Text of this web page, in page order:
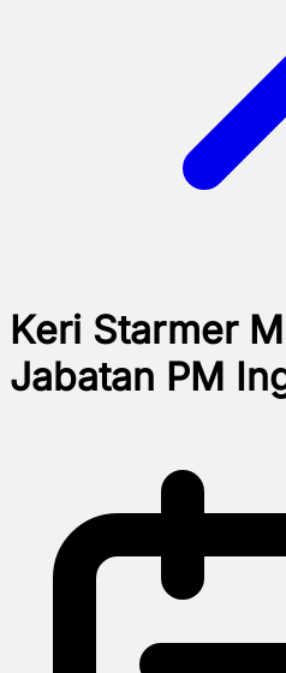
Keri Starmer
Jabatan PM